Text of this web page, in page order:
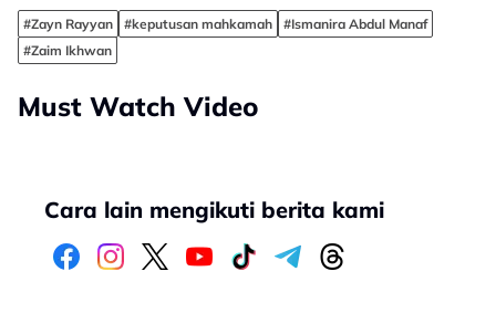
#Zayn Rayyan #keputusan mahkamah
#Ismanira Abdul Manaf
#Zaim Ikhwan
Must Watch Video
Cara lain mengikuti berita kami